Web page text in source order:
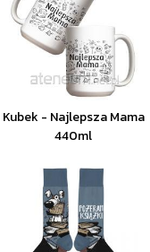
Kubek - Najlepsza Mama
440ml